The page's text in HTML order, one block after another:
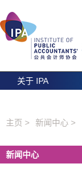
关于 IPA
主页 > 新闻中心 >
新闻中心